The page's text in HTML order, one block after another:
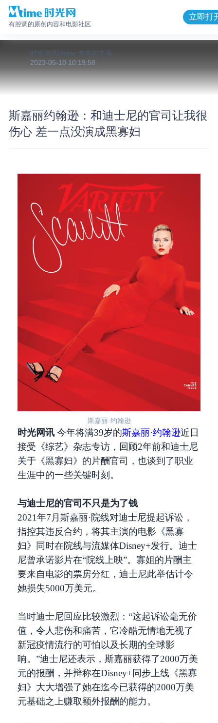
有腔调的原创内容和电影社区
立即打
时光快讯Mtime 发布的 文章
2023-05-10 10:19:58
斯嘉丽约翰逊：和迪士尼的官司让我很
伤心 差一点没演成黑寡妇
斯嘉丽·约翰逊
时光网讯 今年将满39岁的斯嘉丽·约翰逊近日
接受《综艺》杂志专访，回顾2年前和迪士尼
关于《黑寡妇》的片酬官司，也谈到了职业
生涯中的一些关键时刻。
与迪士尼的官司不只是为了钱
2021年7月斯嘉丽·院线对迪士尼提起诉讼，
指控其违反合约，将其主演的电影《黑寡
妇》同时在院线与流媒体Disney+发行。迪士
尼曾承诺影片在“院线上映”。寡姐的片酬主
要来自电影的票房分红，迪士尼此举估计令
她损失5000万美元。
当时迪士尼回应比较激烈：“这起诉讼毫无价
值，令人悲伤和痛苦，它冷酷无情地无视了
新冠疫情流行的可怕以及长期的全球影
响。”迪士尼还表示，斯嘉丽获得了2000万美
元的报酬，并辩称在Disney+同步上线《黑寡
妇》大大增强了她在迄今已获得的2000万美
元基础之上赚取额外报酬的能力。